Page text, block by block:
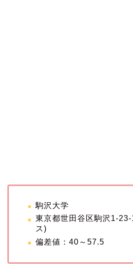
駒沢大学
東京都世田谷区駒沢1-
ス)
偏差値：40～57.5